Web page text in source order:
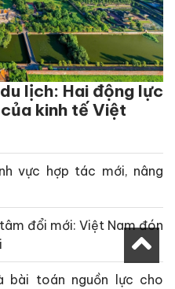
lịch: Hai động lực
kinh tế Việt
vực hợp tác mới, nâng
đổi mới: Việt Nam đón
bài toán nguồn lực cho